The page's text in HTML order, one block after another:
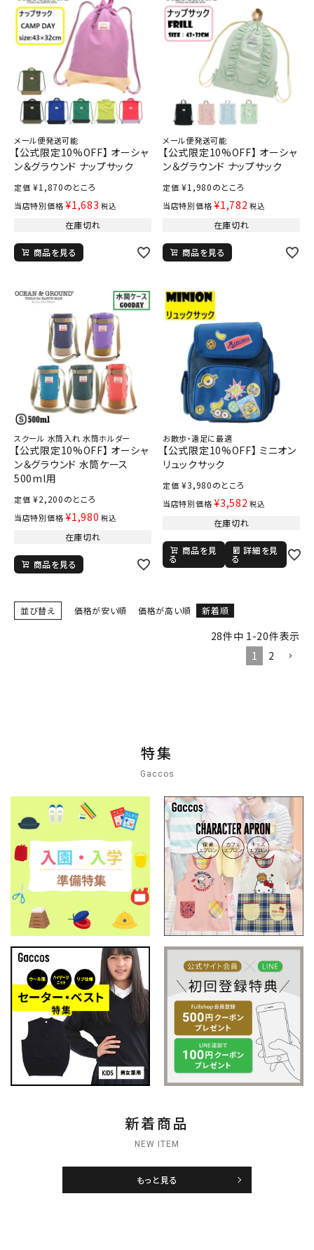
メール便発送可能
【公式限定10%OFF】 オーシャ
ン＆グラウンド ナップサック
定価 ¥1,870のところ
当店特別価格 ¥1,683 税込
在庫切れ
商品を見る
メール便発送可能
【公式限定10%OFF】 オーシャ
ン＆グラウンド ナップサック
定価 ¥1,980のところ
当店特別価格 ¥1,782 税込
在庫切れ
商品を見る
スクール 水筒入れ 水筒ホルダー
【公式限定10%OFF】 オーシャ
ン＆グラウンド 水筒ケース
500ml用
定価 ¥2,200のところ
当店特別価格 ¥1,980 税込
在庫切れ
商品を見る
お散歩・遠足に最適
【公式限定10%OFF】 ミニオン
リュックサック
定価 ¥3,980のところ
当店特別価格 ¥3,582 税込
在庫切れ
商品を見
る
詳細を見
る
並び替え 価格が安い順 価格が高い順 新着順
28件中 1 -20件表示
1
2
特集
Gaccos
新着商品
NEW ITEM
もっと見る